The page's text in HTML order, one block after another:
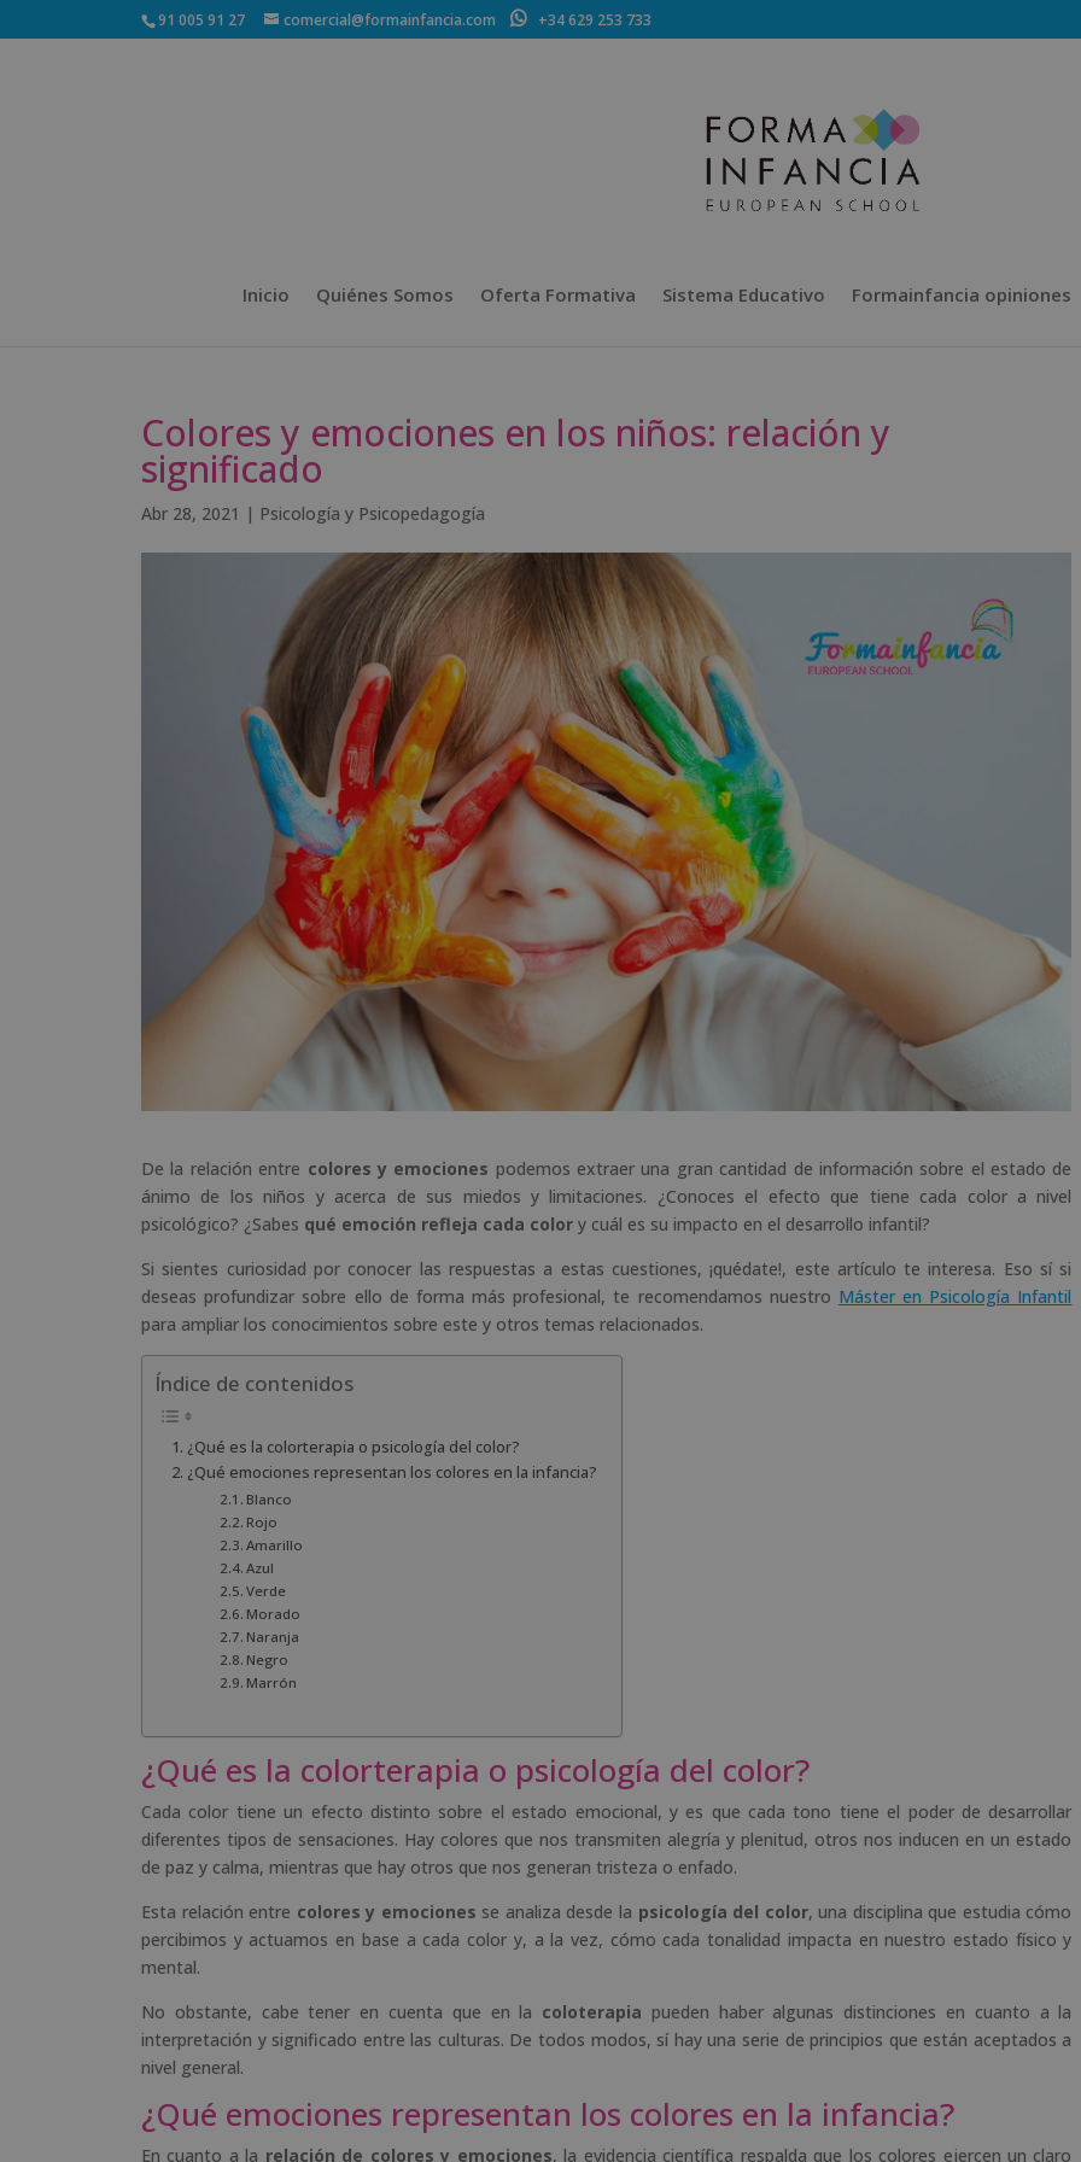
91 005 91 27 comercial@formainfancia.com +34 629 253 733
Inicio Quiénes Somos Oferta Formativa Sistema Educativo Formainfancia opiniones
Colores y emociones en los niños: relación y
significado
Abr 28, 2021 | Psicología y Psicopedagogía
De la relación entre colores y emociones podemos extraer una gran cantidad de información sobre el estado de
ánimo de los niños y acerca de sus miedos y limitaciones. ¿Conoces el efecto que tiene cada color a nivel
psicológico? ¿Sabes qué emoción refleja cada color y cuál es su impacto en el desarrollo infantil?
Si sientes curiosidad por conocer las respuestas a estas cuestiones, ¡quédate!, este artículo te interesa. Eso sí si
deseas profundizar sobre ello de forma más profesional, te recomendamos nuestro Máster en Psicología Infantil
para ampliar los conocimientos sobre este y otros temas relacionados.
Índice de contenidos
¿Qué es la colorterapia o psicología del color?
¿Qué emociones representan los colores en la infancia?
Blanco
Rojo
Amarillo
Azul
Verde
Morado
Naranja
Negro
Marrón
¿Qué es la colorterapia o psicología del color?
Cada color tiene un efecto distinto sobre el estado emocional, y es que cada tono tiene el poder de desarrollar
diferentes tipos de sensaciones. Hay colores que nos transmiten alegría y plenitud, otros nos inducen en un estado
de paz y calma, mientras que hay otros que nos generan tristeza o enfado.
Esta relación entre colores y emociones se analiza desde la psicología del color, una disciplina que estudia cómo
percibimos y actuamos en base a cada color y, a la vez, cómo cada tonalidad impacta en nuestro estado físico y
mental.
No obstante, cabe tener en cuenta que en la coloterapia pueden haber algunas distinciones en cuanto a la
interpretación y significado entre las culturas. De todos modos, sí hay una serie de principios que están aceptados a
nivel general.
¿Qué emociones representan los colores en la infancia?
En cuanto a la relación de colores y emociones, la evidencia científica respalda que los colores ejercen un claro